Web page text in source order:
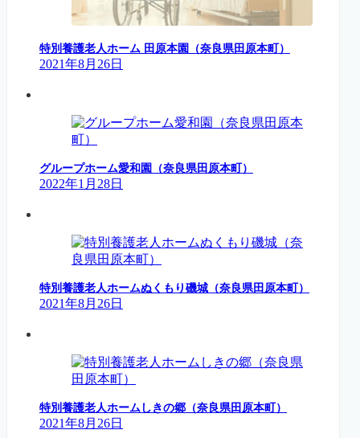
特別養護老人ホーム 田原本園（奈良県田原本町）
2021年8月26日
グループホーム愛和園（奈良県田原本町）
2022年1月28日
特別養護老人ホームぬくもり磯城（奈良県田原本町）
2021年8月26日
特別養護老人ホームしきの郷（奈良県田原本町）
2021年8月26日